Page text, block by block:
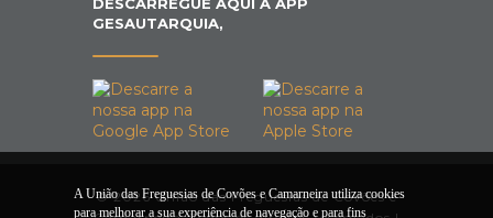
GESAUTARQUIA,
© 2026 União das Freguesias de Covões e
A União das Freguesias de Covões e Camarneira utiliza cookies
para melhorar a sua experiência de navegação e para fins